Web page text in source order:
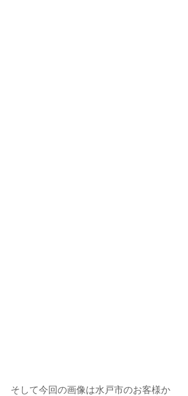
そして今回の画像は水戸市のお客様か